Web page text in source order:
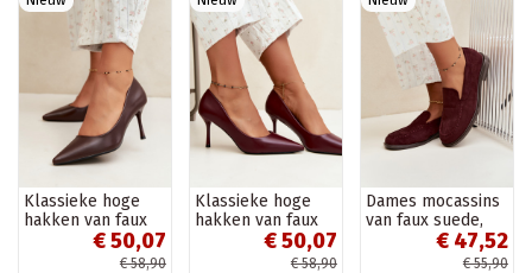
Klassieke hoge
hakken van faux
leer, chocolade
€ 50,07
€ 58,90
Klassieke hoge
hakken van faux
leer, bordeaux
€ 50,07
€ 58,90
Dames mocassins
van faux suede,
bordeaux Laisie
€ 47,52
€ 55,90